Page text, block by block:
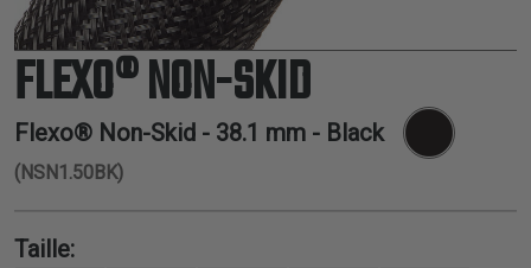
OUTILS ET
ACCESSOIRES
TUBES
FLEXO® NON-SKID
Flexo® Non-Skid - 38.1 mm - Black
(NSN1.50BK)
Taille: